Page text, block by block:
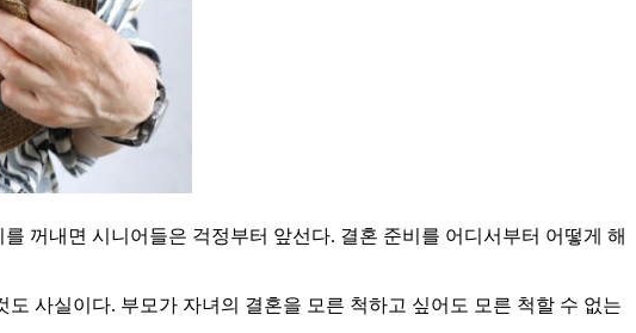
꺼내면 시니어들은 걱정부터 앞선다. 결혼 준비를 어디서부터 어떻게 해
사실이다. 부모가 자녀의 결혼을 모른 척하고 싶어도 모른 척할 수 없는